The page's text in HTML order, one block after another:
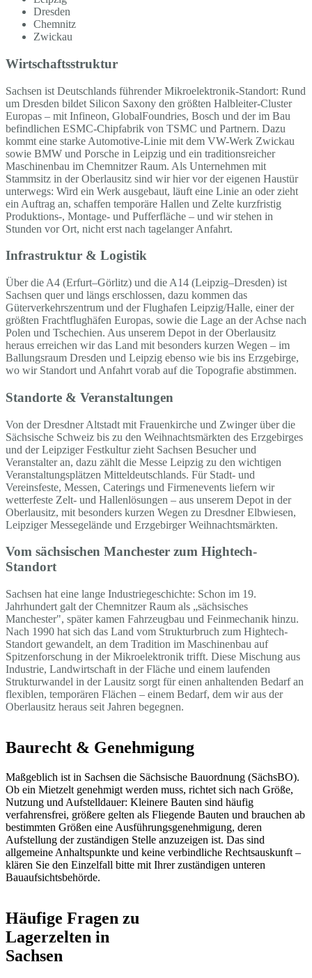
Dresden
Chemnitz
Zwickau
Wirtschaftsstruktur
Sachsen ist Deutschlands führender Mikroelektronik-Standort: Rund
um Dresden bildet Silicon Saxony den größten Halbleiter-Cluster
Europas – mit Infineon, GlobalFoundries, Bosch und der im Bau
befindlichen ESMC-Chipfabrik von TSMC und Partnern. Dazu
kommt eine starke Automotive-Linie mit dem VW-Werk Zwickau
sowie BMW und Porsche in Leipzig und ein traditionsreicher
Maschinenbau im Chemnitzer Raum. Als Unternehmen mit
Stammsitz in der Oberlausitz sind wir hier vor der eigenen Haustür
unterwegs: Wird ein Werk ausgebaut, läuft eine Linie an oder zieht
ein Auftrag an, schaffen temporäre Hallen und Zelte kurzfristig
Produktions-, Montage- und Pufferfläche – und wir stehen in
Stunden vor Ort, nicht erst nach tagelanger Anfahrt.
Infrastruktur & Logistik
Über die A4 (Erfurt–Görlitz) und die A14 (Leipzig–Dresden) ist
Sachsen quer und längs erschlossen, dazu kommen das
Güterverkehrszentrum und der Flughafen Leipzig/Halle, einer der
größten Frachtflughäfen Europas, sowie die Lage an der Achse nach
Polen und Tschechien. Aus unserem Depot in der Oberlausitz
heraus erreichen wir das Land mit besonders kurzen Wegen – im
Ballungsraum Dresden und Leipzig ebenso wie bis ins Erzgebirge,
wo wir Standort und Anfahrt vorab auf die Topografie abstimmen.
Standorte & Veranstaltungen
Von der Dresdner Altstadt mit Frauenkirche und Zwinger über die
Sächsische Schweiz bis zu den Weihnachtsmärkten des Erzgebirges
und der Leipziger Festkultur zieht Sachsen Besucher und
Veranstalter an, dazu zählt die Messe Leipzig zu den wichtigen
Veranstaltungsplätzen Mitteldeutschlands. Für Stadt- und
Vereinsfeste, Messen, Caterings und Firmenevents liefern wir
wetterfeste Zelt- und Hallenlösungen – aus unserem Depot in der
Oberlausitz, mit besonders kurzen Wegen zu Dresdner Elbwiesen,
Leipziger Messegelände und Erzgebirger Weihnachtsmärkten.
Vom sächsischen Manchester zum Hightech-
Standort
Sachsen hat eine lange Industriegeschichte: Schon im 19.
Jahrhundert galt der Chemnitzer Raum als „sächsisches
Manchester", später kamen Fahrzeugbau und Feinmechanik hinzu.
Nach 1990 hat sich das Land vom Strukturbruch zum Hightech-
Standort gewandelt, an dem Tradition im Maschinenbau auf
Spitzenforschung in der Mikroelektronik trifft. Diese Mischung aus
Industrie, Landwirtschaft in der Fläche und einem laufenden
Strukturwandel in der Lausitz sorgt für einen anhaltenden Bedarf an
flexiblen, temporären Flächen – einem Bedarf, dem wir aus der
Oberlausitz heraus seit Jahren begegnen.
Baurecht & Genehmigung
Maßgeblich ist in Sachsen die Sächsische Bauordnung (SächsBO).
Ob ein Mietzelt genehmigt werden muss, richtet sich nach Größe,
Nutzung und Aufstelldauer: Kleinere Bauten sind häufig
verfahrensfrei, größere gelten als Fliegende Bauten und brauchen ab
bestimmten Größen eine Ausführungsgenehmigung, deren
Aufstellung der zuständigen Stelle anzuzeigen ist. Das sind
allgemeine Anhaltspunkte und keine verbindliche Rechtsauskunft –
klären Sie den Einzelfall bitte mit Ihrer zuständigen unteren
Bauaufsichtsbehörde.
Häufige Fragen zu
Lagerzelten in
Sachsen